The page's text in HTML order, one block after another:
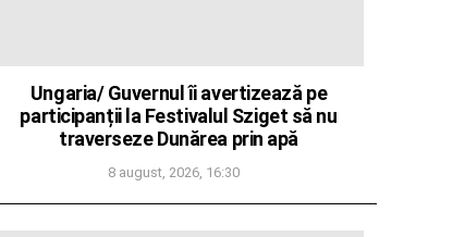
Ungaria/ Guvernul îi avertizează pe
participanții la Festivalul Sziget să nu
traverseze Dunărea prin apă
8 august, 2026, 16:30